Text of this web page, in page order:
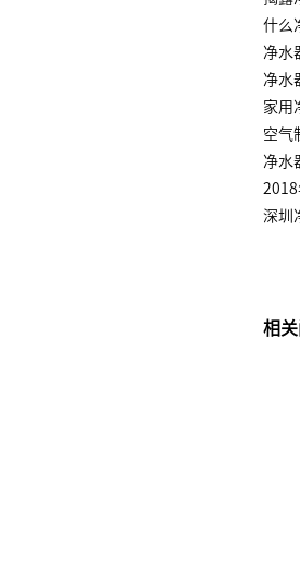
什么
净水
净水
家用
空气
净水
深圳
相关